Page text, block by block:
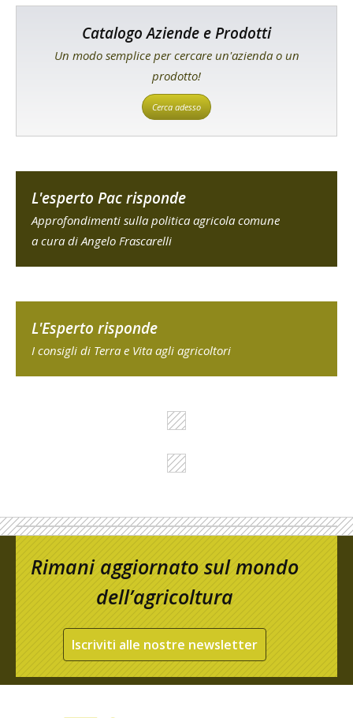
Catalogo Aziende e Prodotti
Un modo semplice per cercare un'azienda o un
prodotto!
Cerca adesso
L'esperto Pac risponde
Approfondimenti sulla politica agricola comune
a cura di Angelo Frascarelli
L'Esperto risponde
I consigli di Terra e Vita agli agricoltori
Rimani aggiornato sul mondo
dell’agricoltura
Iscriviti alle nostre newsletter